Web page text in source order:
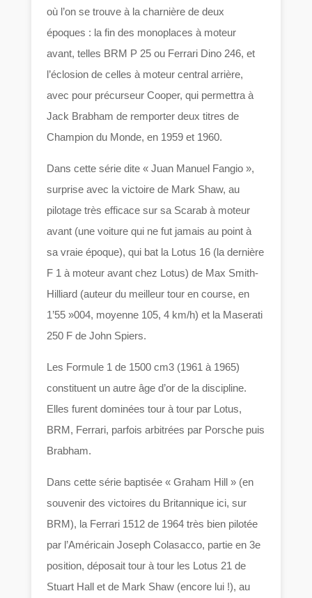
où l’on se trouve à la charnière de deux
époques : la fin des monoplaces à moteur
avant, telles BRM P 25 ou Ferrari Dino 246, et
l’éclosion de celles à moteur central arrière,
avec pour précurseur Cooper, qui permettra à
Jack Brabham de remporter deux titres de
Champion du Monde, en 1959 et 1960.
Dans cette série dite « Juan Manuel Fangio »,
surprise avec la victoire de Mark Shaw, au
pilotage très efficace sur sa Scarab à moteur
avant (une voiture qui ne fut jamais au point à
sa vraie époque), qui bat la Lotus 16 (la dernière
F 1 à moteur avant chez Lotus) de Max Smith-
Hilliard (auteur du meilleur tour en course, en
1’55 »004, moyenne 105, 4 km/h) et la Maserati
250 F de John Spiers.
Les Formule 1 de 1500 cm3 (1961 à 1965)
constituent un autre âge d’or de la discipline.
Elles furent dominées tour à tour par Lotus,
BRM, Ferrari, parfois arbitrées par Porsche puis
Brabham.
Dans cette série baptisée « Graham Hill » (en
souvenir des victoires du Britannique ici, sur
BRM), la Ferrari 1512 de 1964 très bien pilotée
par l’Américain Joseph Colasacco, partie en 3e
position, déposait tour à tour les Lotus 21 de
Stuart Hall et de Mark Shaw (encore lui !), au